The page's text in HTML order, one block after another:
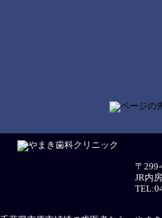
〒
JR内